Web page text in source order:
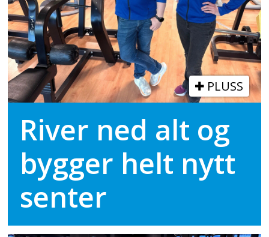
PLUSS
River ned alt og
bygger helt nytt
senter